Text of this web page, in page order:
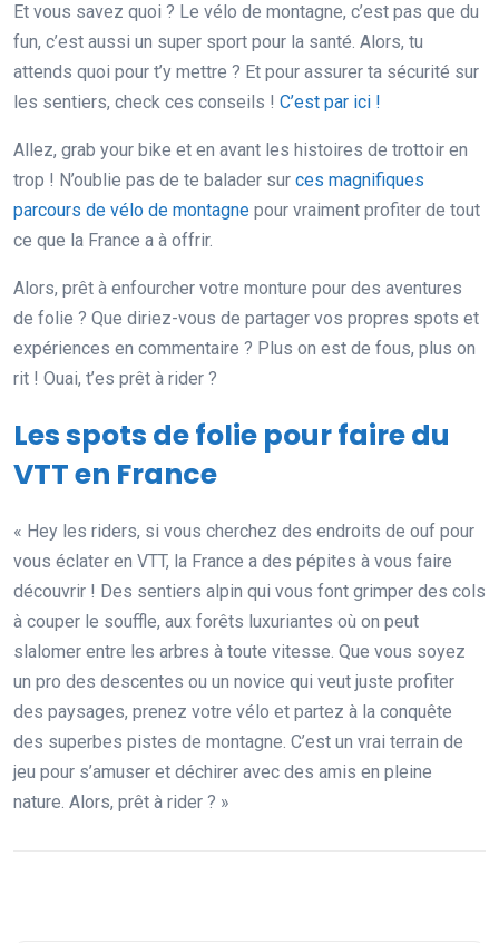
Et vous savez quoi ? Le vélo de montagne, c’est pas que du
fun, c’est aussi un super sport pour la santé. Alors, tu
attends quoi pour t’y mettre ? Et pour assurer ta sécurité sur
les sentiers, check ces conseils ! C’est par ici !
Allez, grab your bike et en avant les histoires de trottoir en
trop ! N’oublie pas de te balader sur ces magnifiques
parcours de vélo de montagne pour vraiment profiter de tout
ce que la France a à offrir.
Alors, prêt à enfourcher votre monture pour des aventures
de folie ? Que diriez-vous de partager vos propres spots et
expériences en commentaire ? Plus on est de fous, plus on
rit ! Ouai, t’es prêt à rider ?
Les spots de folie pour faire du
VTT en France
« Hey les riders, si vous cherchez des endroits de ouf pour
vous éclater en VTT, la France a des pépites à vous faire
découvrir ! Des sentiers alpin qui vous font grimper des cols
à couper le souffle, aux forêts luxuriantes où on peut
slalomer entre les arbres à toute vitesse. Que vous soyez
un pro des descentes ou un novice qui veut juste profiter
des paysages, prenez votre vélo et partez à la conquête
des superbes pistes de montagne. C’est un vrai terrain de
jeu pour s’amuser et déchirer avec des amis en pleine
nature. Alors, prêt à rider ? »